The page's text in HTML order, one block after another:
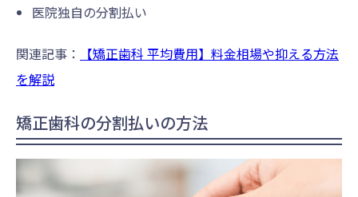
医院独自の分割払い
関連記事：
【矯正歯科 平均費用】料金相場や抑える方法
を解説
矯正歯科の分割払いの方法